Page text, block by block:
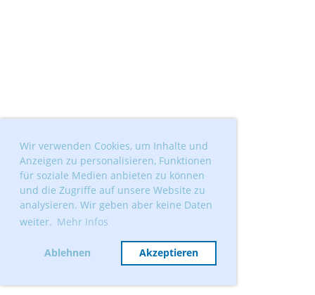
Wir verwenden Cookies, um Inhalte und
Anzeigen zu personalisieren, Funktionen
für soziale Medien anbieten zu können
und die Zugriffe auf unsere Website zu
analysieren. Wir geben aber keine Daten
weiter. Mehr Infos
Ablehnen Akzeptieren